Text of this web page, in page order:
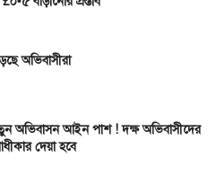
অভিবাসীরা
অভিবাসন আইন পাশ ! দক্ষ অভিবাসীদের
দেয়া হবে